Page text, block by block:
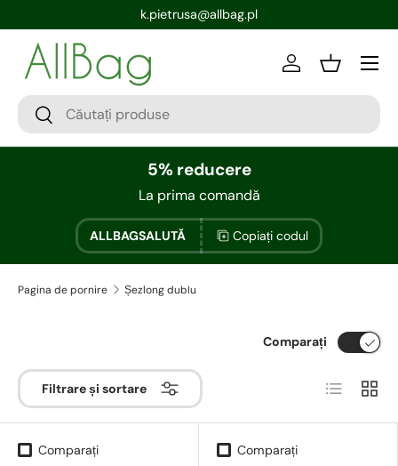
k.pietrusa@allbag.pl
Conectați-vă
Bin
5% reducere
La prima comandă
ALLBAGSALUTĂ Copiați codul
Pagina de pornire Șezlong dublu
Filtrare și sortare
Comparați
Listă Rețea
Comparați Comparați